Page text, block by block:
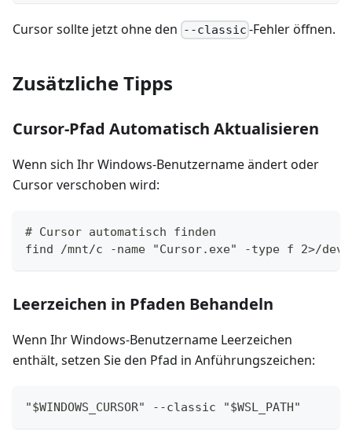
Cursor sollte jetzt ohne den --classic -Fehler öffnen.
Zusätzliche Tipps
Cursor-Pfad Automatisch Aktualisieren
Wenn sich Ihr Windows-Benutzername ändert oder
Cursor verschoben wird:
# Cursor automatisch finden
find /mnt/c -name "Cursor.exe" -type f 2>/
Leerzeichen in Pfaden Behandeln
Wenn Ihr Windows-Benutzername Leerzeichen
enthält, setzen Sie den Pfad in Anführungszeichen:
"$WINDOWS_CURSOR" --classic "$WSL_PATH"